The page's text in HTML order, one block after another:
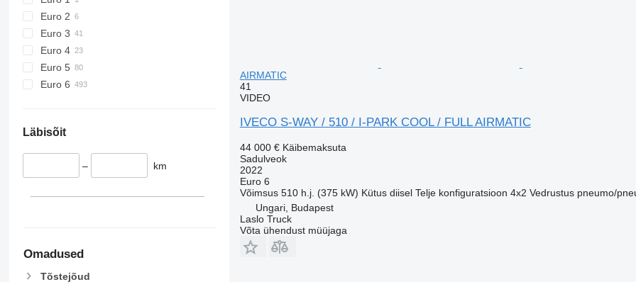
Euro 2
Euro 3
Euro 4
Euro 5
Euro 6
Läbisõit
– km
Omadused
Tõstejõud
AIRMATIC
41
VIDEO
IVECO S-WAY / 510 / I-PARK COOL / FULL AIRMATIC
44 000 € Käibemaksuta
Sadulveok
2022
Euro 6
Võimsus 510 h.j. (375 kW) Kütus diisel Telje konfiguratsioon 4x2 Vedrustus pneumo/
Ungari, Budapest
Laslo Truck
Võta ühendust müüjaga